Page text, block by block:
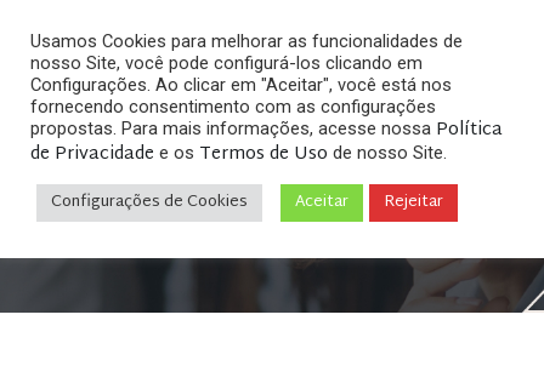
Arquivos
Home»Posts tagged "LGPD"
Usamos Cookies para melhorar as funcionalidades de
nosso Site, você pode configurá-los clicando em
Configurações. Ao clicar em "Aceitar", você está nos
fornecendo consentimento com as configurações
propostas. Para mais informações, acesse nossa Política
de Privacidade e os Termos de Uso de nosso Site.
Configurações de Cookies Aceitar Rejeitar